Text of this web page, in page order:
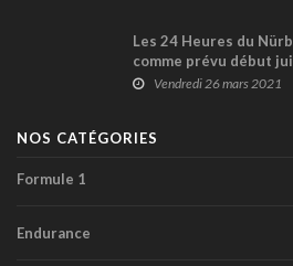
Les 24 Heures du
comme prévu début
Vendredi 26 mars 2021
NOS CATÉGORIES
Formule 1
Endurance